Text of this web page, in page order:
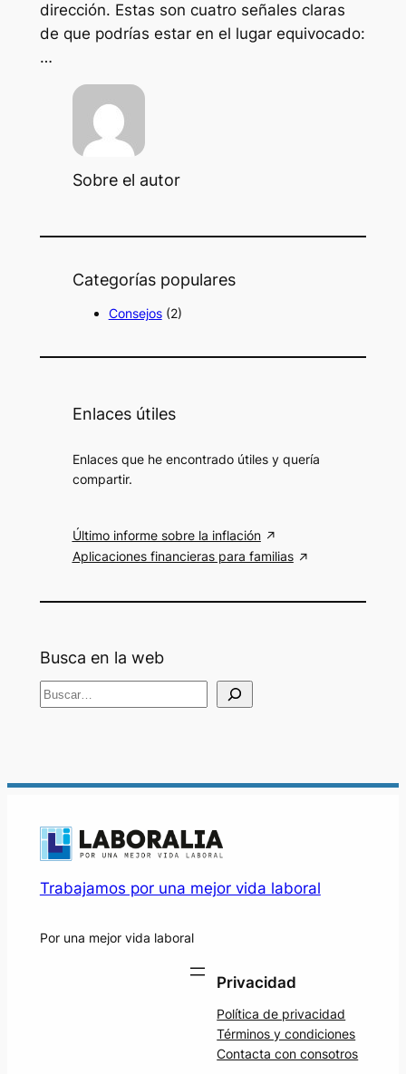
dirección. Estas son cuatro señales claras
de que podrías estar en el lugar equivocado:
…
Sobre el autor
Categorías populares
Consejos(2)
Enlaces útiles
Enlaces que he encontrado útiles y quería
compartir.
Último informe sobre la inflación
Aplicaciones financieras para familias
Busca en la web
B
a
Trabajamos por una mejor vida laboral
Por una mejor vida laboral
Privacidad
Política de privacidad
Términos y condiciones
Contacta con consotros